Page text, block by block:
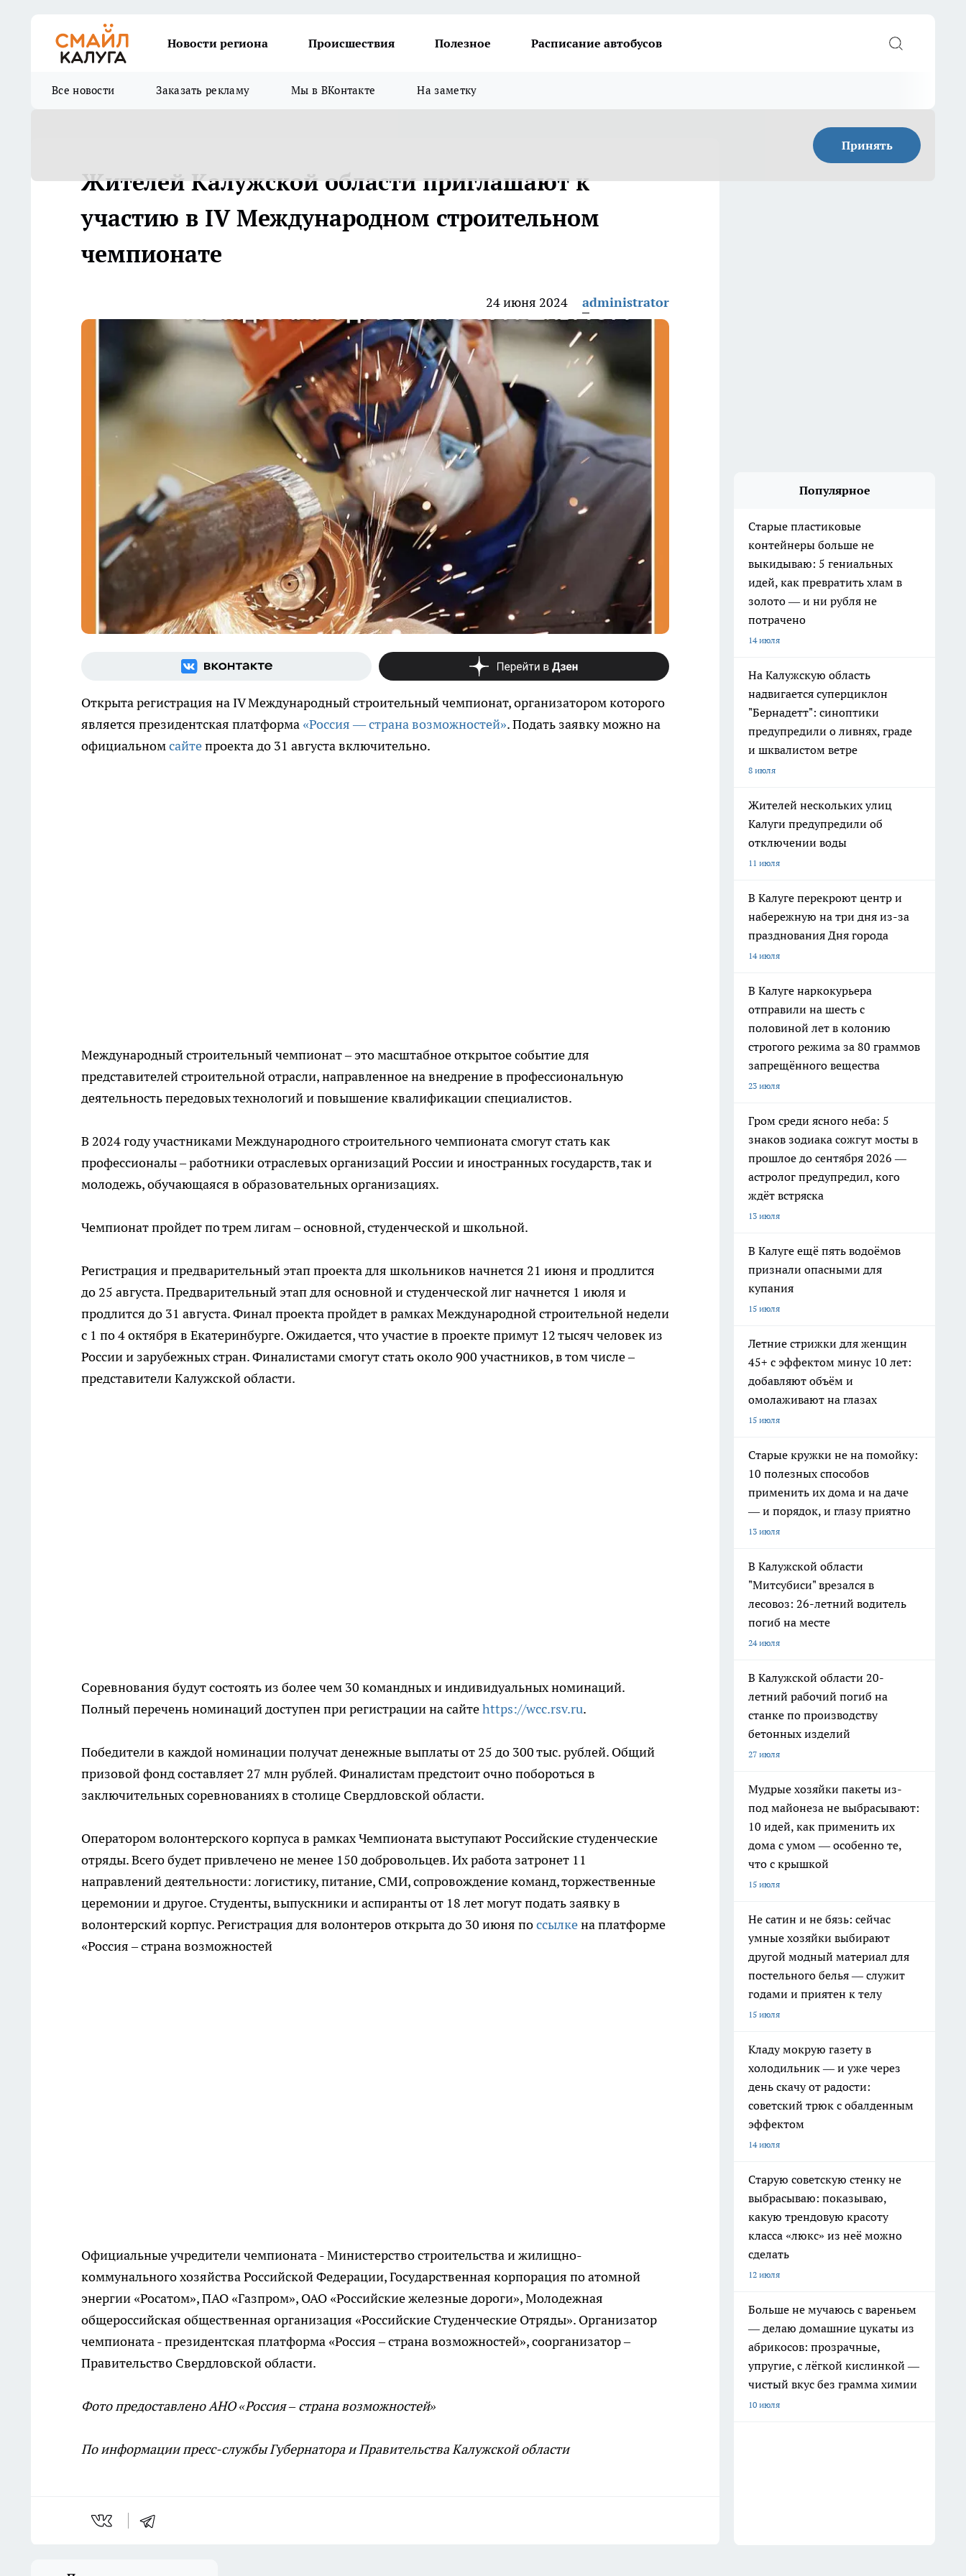
Новости региона Происшествия Полезное Расписание автобусов
Все новости Заказать рекламу Мы в ВКонтакте На заметку
Принять
Жителей Калужской области приглашают к
участию в IV Международном строительном
чемпионате
24 июня 2024 administrator
Открыта регистрация на IV Международный строительный чемпионат, организатором которого
является президентская платформа «Россия — страна возможностей». Подать заявку можно на
официальномсайтепроекта до 31 августа включительно.
Международный строительный чемпионат – это масштабное открытое событие для
представителей строительной отрасли, направленное на внедрение в профессиональную
деятельность передовых технологий и повышение квалификации специалистов.
В 2024 году участниками Международного строительного чемпионата смогут стать как
профессионалы – работники отраслевых организаций России и иностранных государств, так и
молодежь, обучающаяся в образовательных организациях.
Чемпионат пройдет по трем лигам – основной, студенческой и школьной.
Регистрация и предварительный этап проекта для школьников начнется 21 июня и продлится
до 25 августа. Предварительный этап для основной и студенческой лиг начнется 1 июля и
продлится до 31 августа. Финал проекта пройдет в рамках Международной строительной недели
с 1 по 4 октября в Екатеринбурге. Ожидается, что участие в проекте примут 12 тысяч человек из
России и зарубежных стран. Финалистами смогут стать около 900 участников, в том числе –
представители Калужской области.
Соревнования будут состоять из более чем 30 командных и индивидуальных номинаций.
Полный перечень номинаций доступен при регистрации на сайтеhttps://wcc.rsv.ru.
Победители в каждой номинации получат денежные выплаты от 25 до 300 тыс. рублей. Общий
призовой фонд составляет 27 млн рублей. Финалистам предстоит очно побороться в
заключительных соревнованиях в столице Свердловской области.
Оператором волонтерского корпуса в рамках Чемпионата выступают Российские студенческие
отряды. Всего будет привлечено не менее 150 добровольцев. Их работа затронет 11
направлений деятельности: логистику, питание, СМИ, сопровождение команд, торжественные
церемонии и другое. Студенты, выпускники и аспиранты от 18 лет могут подать заявку в
волонтерский корпус. Регистрация для волонтеров открыта до 30 июня поссылкена платформе
«Россия – страна возможностей
Официальные учредители чемпионата - Министерство строительства и жилищно-
коммунального хозяйства Российской Федерации, Государственная корпорация по атомной
энергии «Росатом», ПАО «Газпром», ОАО «Российские железные дороги», Молодежная
общероссийская общественная организация «Российские Студенческие Отряды». Организатор
чемпионата - президентская платформа «Россия – страна возможностей», соорганизатор –
Правительство Свердловской области.
Фото предоставлено АНО «Россия – страна возможностей»
По информации пресс-службы Губернатора и Правительства Калужской области
Популярное
Старые пластиковые
контейнеры больше не
выкидываю: 5 гениальных
идей, как превратить хлам в
золото — и ни рубля не
потрачено
14 июля
На Калужскую область
надвигается суперциклон
"Бернадетт": синоптики
предупредили о ливнях, граде
и шквалистом ветре
8 июля
Жителей нескольких улиц
Калуги предупредили об
отключении воды
11 июля
В Калуге перекроют центр и
набережную на три дня из-за
празднования Дня города
14 июля
В Калуге наркокурьера
отправили на шесть с
половиной лет в колонию
строгого режима за 80 граммов
запрещённого вещества
23 июля
Гром среди ясного неба: 5
знаков зодиака сожгут мосты в
прошлое до сентября 2026 —
астролог предупредил, кого
ждёт встряска
13 июля
В Калуге ещё пять водоёмов
признали опасными для
купания
15 июля
Летние стрижки для женщин
45+ с эффектом минус 10 лет:
добавляют объём и
омолаживают на глазах
15 июля
Старые кружки не на помойку:
10 полезных способов
применить их дома и на даче
— и порядок, и глазу приятно
13 июля
В Калужской области
"Митсубиси" врезался в
лесовоз: 26-летний водитель
погиб на месте
24 июля
В Калужской области 20-
летний рабочий погиб на
станке по производству
бетонных изделий
27 июля
Мудрые хозяйки пакеты из-
под майонеза не выбрасывают:
10 идей, как применить их
дома с умом — особенно те,
что с крышкой
15 июля
Не сатин и не бязь: сейчас
умные хозяйки выбирают
другой модный материал для
постельного белья — служит
годами и приятен к телу
15 июля
Кладу мокрую газету в
холодильник — и уже через
день скачу от радости:
советский трюк с обалденным
эффектом
14 июля
Старую советскую стенку не
выбрасываю: показываю,
какую трендовую красоту
класса «люкс» из неё можно
сделать
12 июля
Больше не мучаюсь с вареньем
— делаю домашние цукаты из
абрикосов: прозрачные,
упругие, с лёгкой кислинкой —
чистый вкус без грамма химии
10 июля